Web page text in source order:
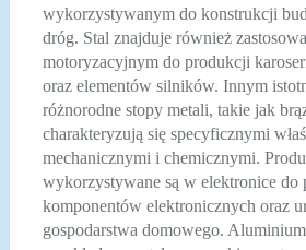
wykorzystywanym do konstrukcji
dróg. Stal znajduje również
motoryzacyjnym do produkcji
oraz elementów silników. Innym
różnorodne stopy metali, takie jak
charakteryzują się specyficznymi
mechanicznymi i chemicznymi.
wykorzystywane są w elektronice do
komponentów elektronicznych oraz
gospodarstwa domowego.